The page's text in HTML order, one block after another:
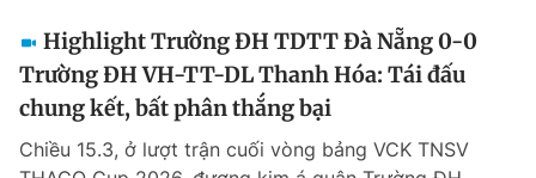
Highlight Trường ĐH TDTT Đà Nẵng 0-0
Trường ĐH VH-TT-DL Thanh Hóa: Tái đấu
chung kết, bất phân thắng bại
Chiều 15.3, ở lượt trận cuối vòng bảng VCK TNSV